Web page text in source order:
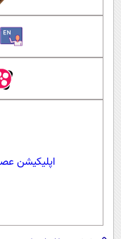
اپلیکیشن